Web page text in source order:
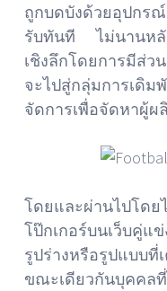
ถูกบดบังด้วยอุปกร
รับทันที ไม่นานหลั
เชิงลึกโดยการมีส่ว
จะไปสู่กลุ่มการเดิม
จัดการเพื่อจัดหาผู้ผ
โดยและผ่านไปโดย
โป๊กเกอร์บนเว็บคู่แ
รูปร่างหรือรูปแบบ
ขณะเดียวกันบุคคล